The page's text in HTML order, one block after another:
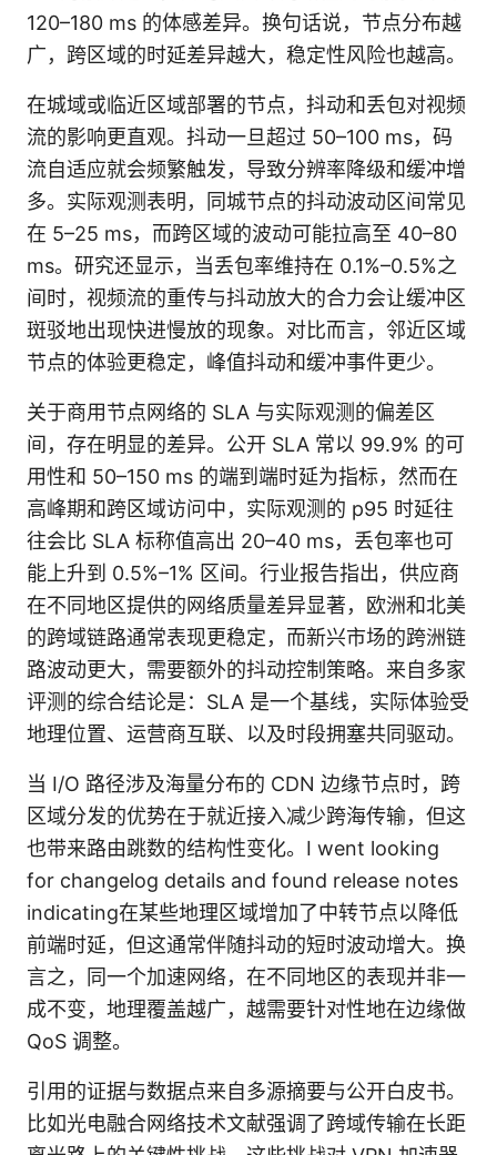
120–180 ms 的体感差异。换句话说，节点分布越
广，跨区域的时延差异越大，稳定性风险也越高。
在城域或临近区域部署的节点，抖动和丢包对视频
流的影响更直观。抖动一旦超过 50–100 ms，码
流自适应就会频繁触发，导致分辨率降级和缓冲增
多。实际观测表明，同城节点的抖动波动区间常见
在 5–25 ms，而跨区域的波动可能拉高至 40–80
ms。研究还显示，当丢包率维持在 0.1%–0.5%之
间时，视频流的重传与抖动放大的合力会让缓冲区
斑驳地出现快进慢放的现象。对比而言，邻近区域
节点的体验更稳定，峰值抖动和缓冲事件更少。
关于商用节点网络的 SLA 与实际观测的偏差区
间，存在明显的差异。公开 SLA 常以 99.9% 的可
用性和 50–150 ms 的端到端时延为指标，然而在
高峰期和跨区域访问中，实际观测的 p95 时延往
往会比 SLA 标称值高出 20–40 ms，丢包率也可
能上升到 0.5%–1% 区间。行业报告指出，供应商
在不同地区提供的网络质量差异显著，欧洲和北美
的跨域链路通常表现更稳定，而新兴市场的跨洲链
路波动更大，需要额外的抖动控制策略。来自多家
评测的综合结论是：SLA 是一个基线，实际体验受
地理位置、运营商互联、以及时段拥塞共同驱动。
当 I/O 路径涉及海量分布的 CDN 边缘节点时，跨
区域分发的优势在于就近接入减少跨海传输，但这
也带来路由跳数的结构性变化。I went looking
for changelog details and found release notes
indicating在某些地理区域增加了中转节点以降低
前端时延，但这通常伴随抖动的短时波动增大。换
言之，同一个加速网络，在不同地区的表现并非一
成不变，地理覆盖越广，越需要针对性地在边缘做
QoS 调整。
引用的证据与数据点来自多源摘要与公开白皮书。
比如光电融合网络技术文献强调了跨域传输在长距